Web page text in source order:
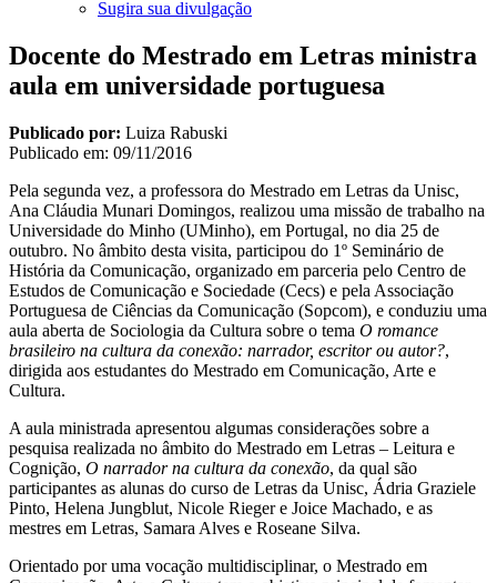
Sugira sua divulgação
Docente do Mestrado em Letras ministra
aula em universidade portuguesa
Publicado por: Luiza Rabuski
Publicado em: 09/11/2016
Pela segunda vez, a professora do Mestrado em Letras da Unisc,
Ana Cláudia Munari Domingos, realizou uma missão de trabalho na
Universidade do Minho (UMinho), em Portugal, no dia 25 de
outubro. No âmbito desta visita, participou do 1º Seminário de
História da Comunicação, organizado em parceria pelo Centro de
Estudos de Comunicação e Sociedade (Cecs) e pela Associação
Portuguesa de Ciências da Comunicação (Sopcom), e conduziu uma
aula aberta de Sociologia da Cultura sobre o tema O romance
brasileiro na cultura da conexão: narrador, escritor ou autor?,
dirigida aos estudantes do Mestrado em Comunicação, Arte e
Cultura.
A aula ministrada apresentou algumas considerações sobre a
pesquisa realizada no âmbito do Mestrado em Letras – Leitura e
Cognição, O narrador na cultura da conexão, da qual são
participantes as alunas do curso de Letras da Unisc, Ádria Graziele
Pinto, Helena Jungblut, Nicole Rieger e Joice Machado, e as
mestres em Letras, Samara Alves e Roseane Silva.
Orientado por uma vocação multidisciplinar, o Mestrado em